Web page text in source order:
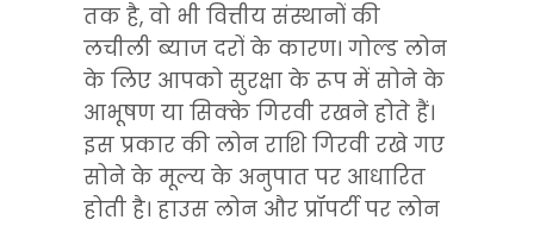
तक है, वो भी वित्तीय संस्थानों की
लचीली ब्याज दरों के कारण। गोल्ड लोन
के लिए आपको सुरक्षा के रूप में सोने के
आभूषण या सिक्के गिरवी रखने होते हैं।
इस प्रकार की लोन राशि गिरवी रखे गए
सोने के मूल्य के अनुपात पर आधारित
होती है। हाउस लोन और प्रॉपर्टी पर लोन